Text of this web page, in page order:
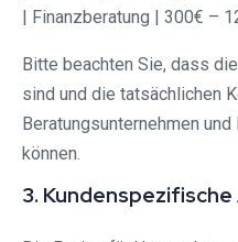
| Finanzberatung | 300€ –
Bitte beachten Sie, dass
sind und die tatsächlichen
Beratungsunternehmen
können.
3.